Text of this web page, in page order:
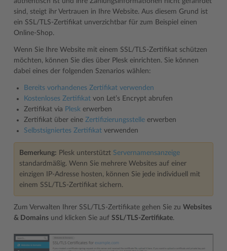
sind, steigt ihr Vertrauen in Ihre Website. Aus diesem Grund ist
ein SSL/TLS-Zertifikat unverzichtbar für zum Beispiel einen
Online-Shop.
Wenn Sie Ihre Website mit einem SSL/TLS-Zertifikat schützen
möchten, können Sie dies über Plesk einrichten. Sie können
dabei eines der folgenden Szenarios wählen:
Bereits vorhandenes Zertifikat verwenden
Kostenloses Zertifikat von Let’s Encrypt abrufen
Zertifikat via Plesk erwerben
Zertifikat über eine Zertifizierungsstelle erwerben
Selbstsigniertes Zertifikat verwenden
Bemerkung: Plesk unterstützt Servernamensanzeige
standardmäßig. Wenn Sie mehrere Websites auf einer
einzigen IP-Adresse hosten, können Sie jede individuell mit
einem SSL/TLS-Zertifikat sichern.
Zum Verwalten Ihrer SSL/TLS-Zertifikate gehen Sie zu Websites
& Domains und klicken Sie auf SSL/TLS-Zertifikate.